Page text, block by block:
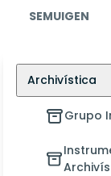
SEMUIGEN
Archivística
Grupo